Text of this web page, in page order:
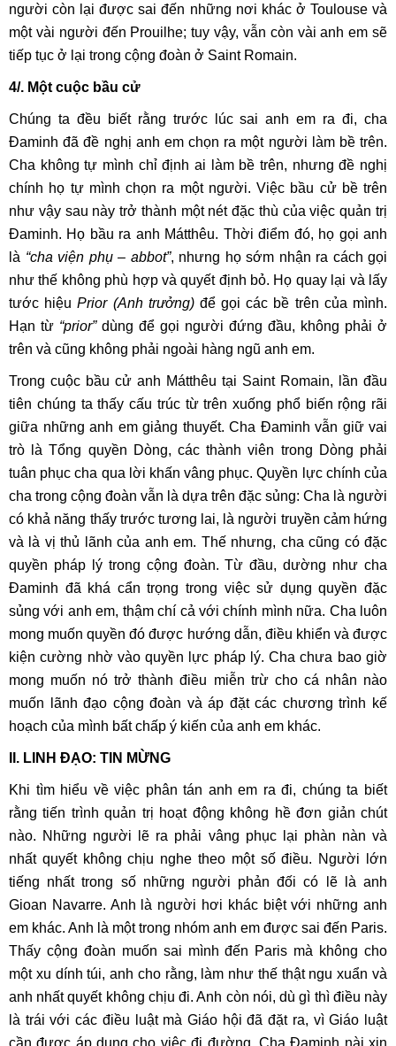
người còn lại được sai đến những nơi khác ở Toulouse và
một vài người đến Prouilhe; tuy vậy, vẫn còn vài anh em sẽ
tiếp tục ở lại trong cộng đoàn ở Saint Romain.
4/. Một cuộc bầu cử
Chúng ta đều biết rằng trước lúc sai anh em ra đi, cha
Đaminh đã đề nghị anh em chọn ra một người làm bề trên.
Cha không tự mình chỉ định ai làm bề trên, nhưng đề nghị
chính họ tự mình chọn ra một người. Việc bầu cử bề trên
như vậy sau này trở thành một nét đặc thù của việc quản trị
Đaminh. Họ bầu ra anh Mátthêu. Thời điểm đó, họ gọi anh
là “cha viện phụ – abbot”, nhưng họ sớm nhận ra cách gọi
như thế không phù hợp và quyết định bỏ. Họ quay lại và lấy
tước hiệuPrior (Anh trưởng)để gọi các bề trên của mình.
Hạn từ “prior”dùng để gọi người đứng đầu, không phải ở
trên và cũng không phải ngoài hàng ngũ anh em.
Trong cuộc bầu cử anh Mátthêu tại Saint Romain, lần đầu
tiên chúng ta thấy cấu trúc từ trên xuống phổ biến rộng rãi
giữa những anh em giảng thuyết. Cha Đaminh vẫn giữ vai
trò là Tổng quyền Dòng, các thành viên trong Dòng phải
tuân phục cha qua lời khấn vâng phục. Quyền lực chính của
cha trong cộng đoàn vẫn là dựa trên đặc sủng: Cha là người
có khả năng thấy trước tương lai, là người truyền cảm hứng
và là vị thủ lãnh của anh em. Thế nhưng, cha cũng có đặc
quyền pháp lý trong cộng đoàn. Từ đầu, dường như cha
Đaminh đã khá cẩn trọng trong việc sử dụng quyền đặc
sủng với anh em, thậm chí cả với chính mình nữa. Cha luôn
mong muốn quyền đó được hướng dẫn, điều khiển và được
kiện cường nhờ vào quyền lực pháp lý. Cha chưa bao giờ
mong muốn nó trở thành điều miễn trừ cho cá nhân nào
muốn lãnh đạo cộng đoàn và áp đặt các chương trình kế
hoạch của mình bất chấp ý kiến của anh em khác.
II. LINH ĐẠO: TIN MỪNG
Khi tìm hiểu về việc phân tán anh em ra đi, chúng ta biết
rằng tiến trình quản trị hoạt động không hề đơn giản chút
nào. Những người lẽ ra phải vâng phục lại phàn nàn và
nhất quyết không chịu nghe theo một số điều. Người lớn
tiếng nhất trong số những người phản đối có lẽ là anh
Gioan Navarre. Anh là người hơi khác biệt với những anh
em khác. Anh là một trong nhóm anh em được sai đến Paris.
Thấy cộng đoàn muốn sai mình đến Paris mà không cho
một xu dính túi, anh cho rằng, làm như thế thật ngu xuẩn và
anh nhất quyết không chịu đi. Anh còn nói, dù gì thì điều này
là trái với các điều luật mà Giáo hội đã đặt ra, vì Giáo luật
cần được áp dụng cho việc đi đường. Cha Đaminh nài xin